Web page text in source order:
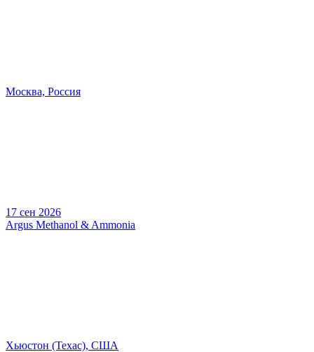
Москва, Россия
17 сен 2026
Argus Methanol & Ammonia
Хьюстон (Техас), США